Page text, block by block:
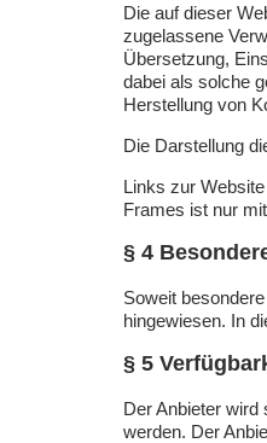
Die auf dieser
zugelassene
Übersetzung,
dabei als solche
Herstellung von
Die Darstellung
Links zur
Frames ist nur
§ 4
Soweit
hingewiesen. In
§ 5
Der Anbieter
werden. Der